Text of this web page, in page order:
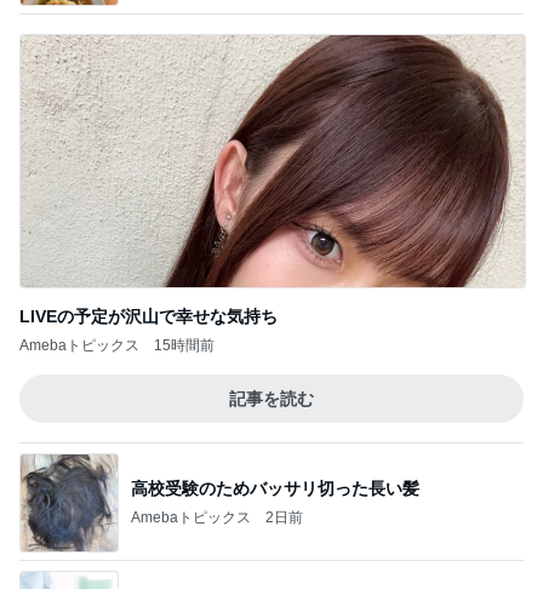
LIVEの予定が沢山で幸せな気持ち
Amebaトピックス 15時間前
記事を読む
高校受験のためバッサリ切った長い髪
Amebaトピックス 2日前